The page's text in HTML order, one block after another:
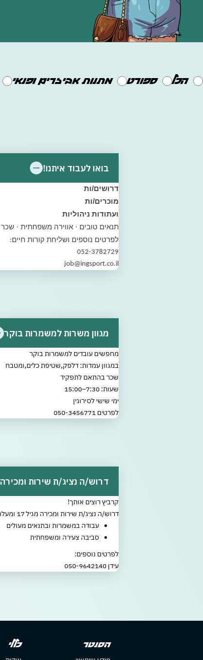
הכל ספורט מתנות אביזרים ופנאי
בואו לעבוד איתנו!
דרושים/ות
מוכרים/ות
ועתודות ניהוליות
תנאים טובים · אווירה משפחתית · שכר
לפרטים נוספים ושליחת קורות חיים:
052-3782729
job@ingsport.co.il
מגוון משרות למשמרות בוקר
מחפשים עובדים למשמרות בוקר
במגוון עמדות: דלפק,שטיפת כלים,ומטבח
שכר בהתאם לתפקיד
שעות: 7:30–15:00
ימי שישי לסירוגין
לפרטים 050-3456771
דרוש/ה נציג/ת שירות ומכירה
קרביץ רוצים אותך!
דרוש/ה נציג/ת שירות ומכירה מגיל 17 ומעלה
עבודה במשמרות ובתנאים מעולים
סביבה צעירה ומשפחתית
לפרטים נוספים:
עידן 050-9642140
הסנטר כללי